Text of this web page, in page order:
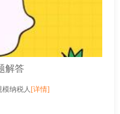
解答
模纳税人 [详情]